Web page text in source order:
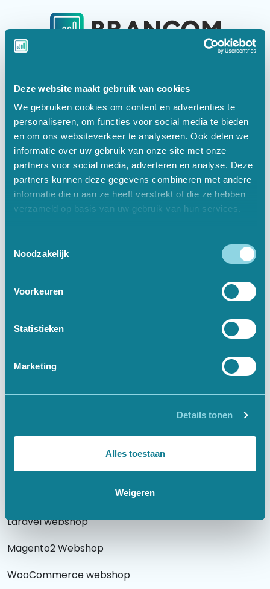
Deze website maakt gebruik van cookies
We gebruiken cookies om content en advertenties te
personaliseren, om functies voor social media te bieden
en om ons websiteverkeer te analyseren. Ook delen we
informatie over uw gebruik van onze site met onze
partners voor social media, adverteren en analyse. Deze
partners kunnen deze gegevens combineren met andere
informatie die u aan ze heeft verstrekt of die ze hebben
verzameld op basis van uw gebruik van hun services.
Noodzakelijk
Voorkeuren
Statistieken
Marketing
Details tonen
Alles toestaan
Weigeren
Informatief
Over Ons
Offerte Aanvragen
Vacatures
Contact
Digitale Oplossingen
Websites
Websites
Laravel webshop
Magento2 Webshop
WooCommerce webshop